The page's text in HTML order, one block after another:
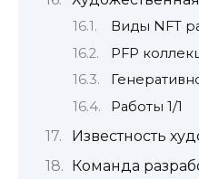
Виды NFT
PFP
Работы 1/1
Известность
Команда